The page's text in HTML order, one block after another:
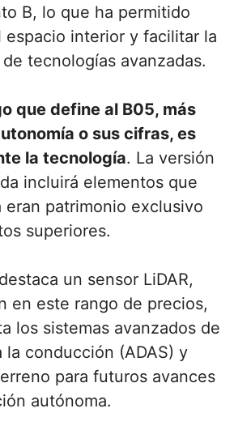
B, lo que ha permitido
espacio interior y facilitar la
tecnologías avanzadas.
que define al B05, más
o sus cifras, es
la tecnología. La versión
incluirá elementos que
eran patrimonio exclusivo
superiores.
un sensor LiDAR,
en este rango de precios,
los sistemas avanzados de
la conducción (ADAS) y
para futuros avances
autónoma.